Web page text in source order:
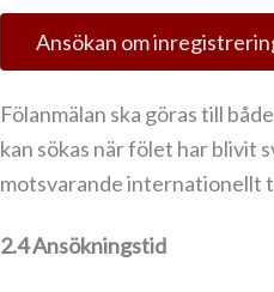
Ansökan om
Fölanmälan ska göras till
kan sökas när fölet har blivit
motsvarande internationellt
2.4 Ansökningstid